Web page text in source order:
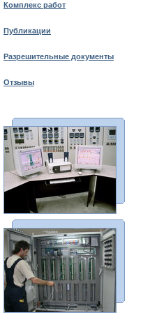
Комплекс работ
Публикации
Разрешительные документы
Отзывы